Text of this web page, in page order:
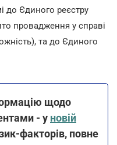
до Єдиного реєстру
провадження у справі
та до Єдиного
щодо
- у новій
факторів, повне